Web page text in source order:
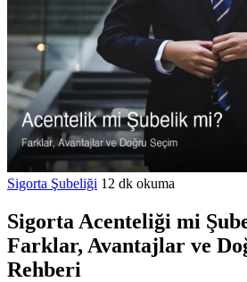
Sigorta Şubeliği 12 dk okuma
Sigorta Acenteliği mi
Farklar, Avantajlar ve
Rehberi